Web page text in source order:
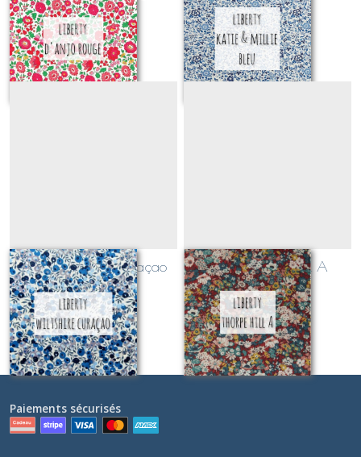
(CLASSIQUE)
Sur demande
(CLASSIQUE)
Sur demande
Liberty Wiltshire Curaçao
(CLASSIQUE)
Sur demande
Liberty Thorpe Hill A
(CLASSIQUE)
Sur demande
Paiements sécurisés